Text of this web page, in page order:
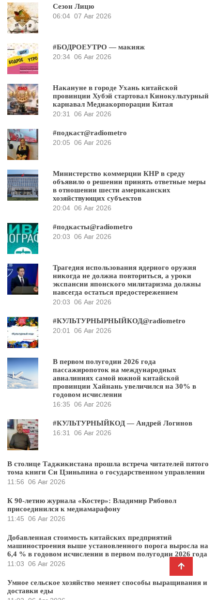
Сезон Лицю
06:04 07 Авг 2026
#БОДРОЕУТРО — макияж
20:34 06 Авг 2026
Накануне в городе Ухань китайской
провинции Хубэй стартовал Кинокультурный
карнавал Медиакорпорации Китая
20:31
06 Авг 2026
#подкаст@radiometro
20:05 06 Авг 2026
Министерство коммерции КНР в среду
объявило о решении принять ответные меры
в отношении шести американских
хозяйствующих субъектов
20:04 06 Авг 2026
#подкасты@radiometro
20:03 06 Авг 2026
Трагедия использования ядерного оружия
никогда не должна повториться, а уроки
экспансии японского милитаризма должны
навсегда остаться предостережением
20:03 06 Авг 2026
#КУЛЬТУРНЫРНЫЙКОД@radiometro
20:01
06 Авг 2026
В первом полугодии 2026 года
пассажиропоток на международных
авиалиниях самой южной китайской
провинции Хайнань увеличился на 30% в
годовом исчислении
16:35 06 Авг 2026
#КУЛЬТУРНЫЙКОД — Андрей Логинов
16:31
06 Авг 2026
В столице Таджикистана прошла встреча читателей пятого
тома книги Си Цзиньпина о государственном управлении
11:56 06 Авг 2026
К 90-летию журнала «Костер»: Владимир Рябовол
присоединился к медиамарафону
11:45 06 Авг 2026
Добавленная стоимость китайских предприятий
машиностроения выше установленного порога выросла на
6,4 % в годовом исчислении в первом полугодии 2026 года
11:03 06 Авг 2026
Умное сельское хозяйство меняет способы выращивания и
доставки еды